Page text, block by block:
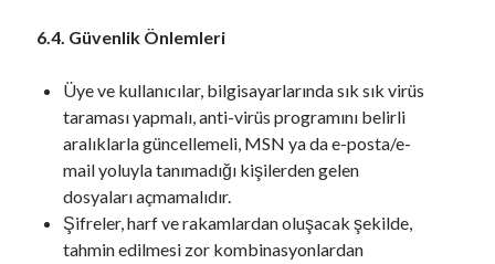
6.4. Güvenlik Önlemleri
Üye ve kullanıcılar, bilgisayarlarında sık sık virüs
taraması yapmalı, anti-virüs programını belirli
aralıklarla güncellemeli, MSN ya da e-posta/e-
mail yoluyla tanımadığı kişilerden gelen
dosyaları açmamalıdır.
Şifreler, harf ve rakamlardan oluşacak şekilde,
tahmin edilmesi zor kombinasyonlardan